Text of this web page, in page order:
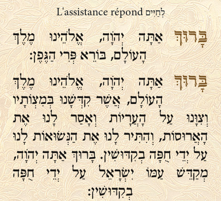
לְחַיִּים L'assistance répond
בָּרוּךְאַתָּה יְהֹוָה, אֱלֹהֵינוּ מֶלֶךְ
הָעוֹלָם, בּוֹרֵא פְּרִי הַגֶּפֶן:
בָּרוּךְאַתָּה יְהֹוָה, אֱלֹהֵינוּ מֶלֶךְ
הָעוֹלָם, אֲשֶׁר קִדְּשָׁנוּ בְּמִצְוֹתָיו
וְצִוָּנוּ עַל הָעֲרָיוֹת וְאָסַר לָנוּ אֶת
הָאֲרוּסוֹת, וְהִתִּיר לָנוּ אֶת הַנְּשׂוּאוֹת לָנוּ
עַל יְדֵי חֻפָּה בְקִדּוּשִׁין. בָּרוּךְ אַתָּה יְהֹוָה,
מְקַדֵּשׁ עַמּוֹ יִשְׂרָאֵל עַל יְדֵי חֻפָּה
בְקִדּוּשִׁין: